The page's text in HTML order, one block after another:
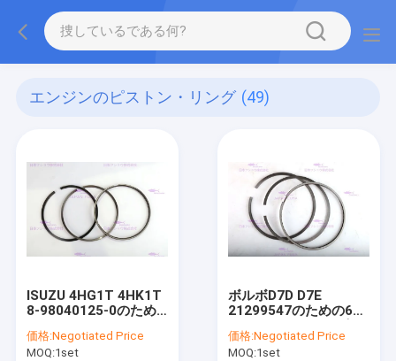
エンジンのピストン・リング (49)
ISUZU 4HG1T 4HK1T
8-98040125-0のため
のピストン・リング
価格:Negotiated Price
MOQ:1set
ボルボD7D D7E
21299547のための6つ
トン・リング
価格:Negotiated Price
MOQ:1set